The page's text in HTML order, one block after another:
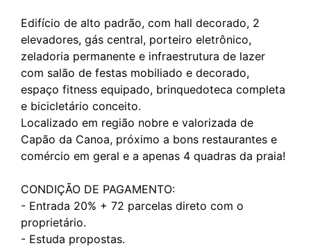
Edifício de alto padrão, com hall decorado, 2
elevadores, gás central, porteiro eletrônico,
zeladoria permanente e infraestrutura de lazer
com salão de festas mobiliado e decorado,
espaço fitness equipado, brinquedoteca completa
e bicicletário conceito.
Localizado em região nobre e valorizada de
Capão da Canoa, próximo a bons restaurantes e
comércio em geral e a apenas 4 quadras da praia!
CONDIÇÃO DE PAGAMENTO:
- Entrada 20% + 72 parcelas direto com o
proprietário.
- Estuda propostas.